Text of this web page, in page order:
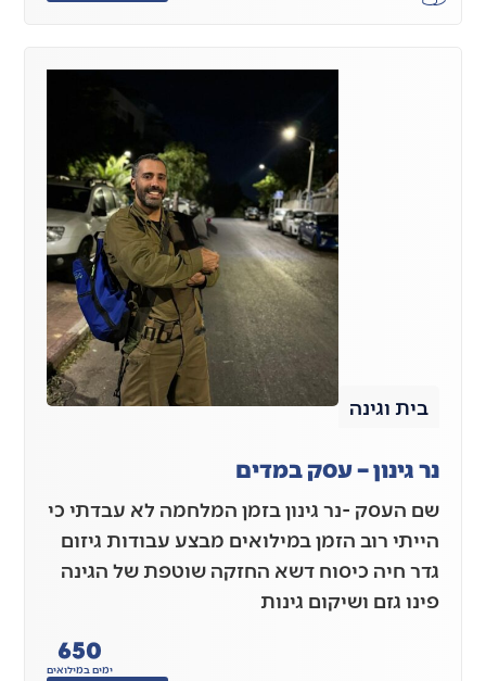
בית וגינה
נר גינון – עסק במדים
שם העסק -נר גינון בזמן המלחמה לא עבדתי כי
הייתי רוב הזמן במילואים מבצע עבודות גיזום
גדר חיה כיסוח דשא החזקה שוטפת של הגינה
פינו גזם ושיקום גינות
ימים במילואים
650